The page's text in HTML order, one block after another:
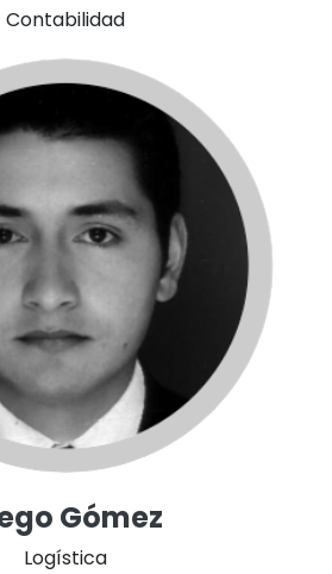
Contabilidad
Gómez
Logística